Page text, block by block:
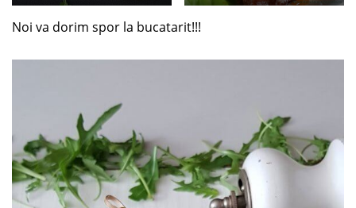
Noi va dorim spor la bucatarit!!!